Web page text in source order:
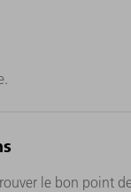
le bon point